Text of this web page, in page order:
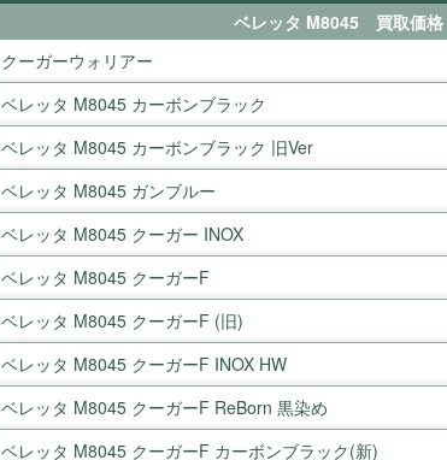
ベレッタ M8045 買取価格
クーガーウォリアー
ベレッタ M8045 カーボンブラック
ベレッタ M8045 カーボンブラック 旧Ver
ベレッタ M8045 ガンブルー
ベレッタ M8045 クーガー INOX
ベレッタ M8045 クーガーF
ベレッタ M8045 クーガーF (旧)
ベレッタ M8045 クーガーF INOX HW
ベレッタ M8045 クーガーF ReBorn 黒染め
ベレッタ M8045 クーガーF カーボンブラック(新)